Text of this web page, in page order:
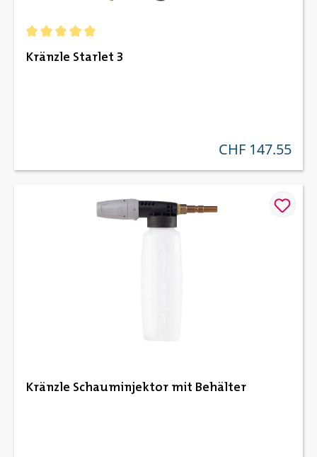
Kränzle Starlet 3
regulärer preis:
CHF 147.55
Kränzle Schauminjektor mit Behälter